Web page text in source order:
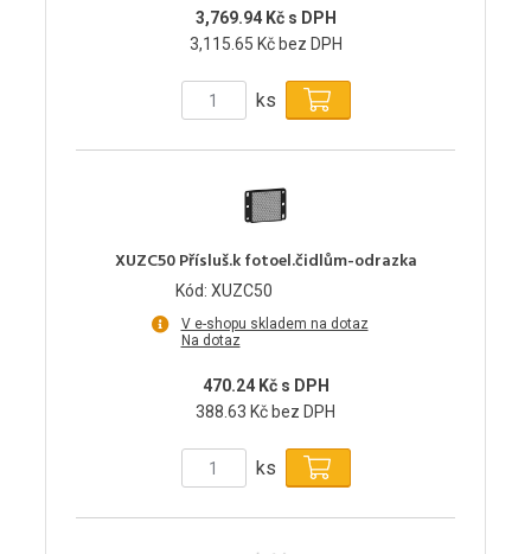
3,769.94 Kč s DPH
3,115.65 Kč bez DPH
ks
XUZC50 Přísluš.k fotoel.čidlům-odrazka
Kód: XUZC50
V e-shopu skladem na dotaz
Na dotaz
470.24 Kč s DPH
388.63 Kč bez DPH
ks